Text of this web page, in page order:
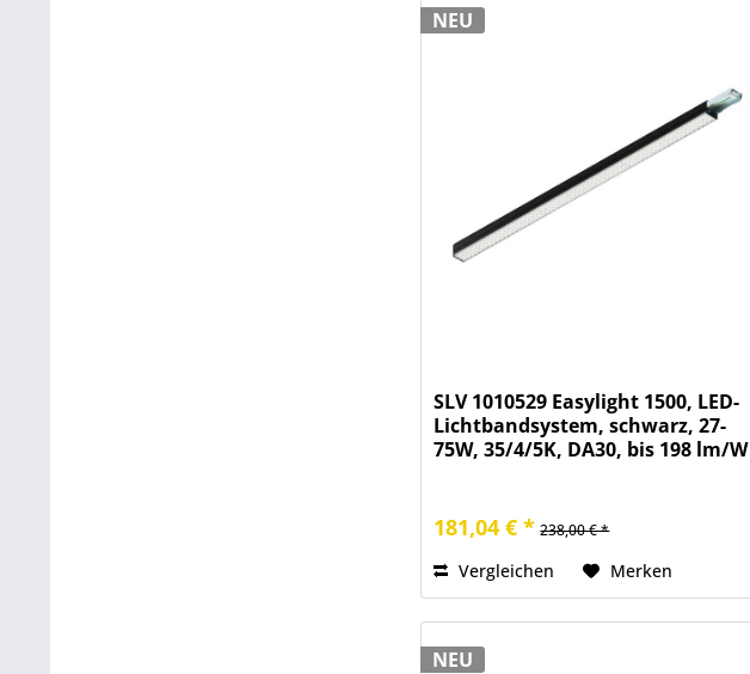
NEU
SLV 1010529 Easylight 1500, LED-
Lichtbandsystem, schwarz, 27-
75W, 35/4/5K, DA30, bis 198 lm/W
181,04 € * 238,00 € *
Vergleichen Merken
NEU